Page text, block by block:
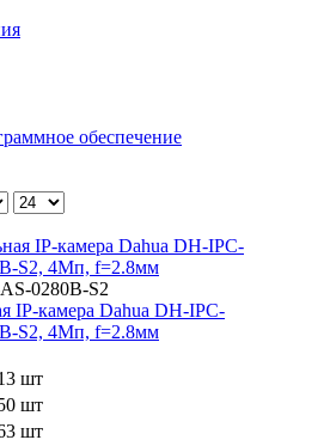
обеспечение
0280B-S2
IP-камера Dahua DH-IPC-
S2, 4Мп, f=2.8мм
шт
шт
шт